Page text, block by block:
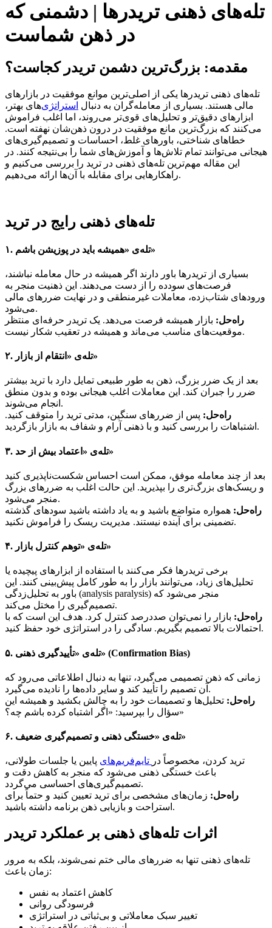
تله‌های ذهنی تریدرها | دشمنی که
در ذهن شماست
مقدمه: بزرگ‌ترین دشمن تریدر کجاست؟
تله‌های ذهنی تریدرها یکی از اصلی‌ترین موانع موفقیت در بازارهای
مالی هستند. بسیاری از معامله‌گران به دنبال استراتژی‌های بهتر،
ابزارهای دقیق‌تر و تحلیل‌های قوی‌تر می‌روند، اما اغلب فراموش
می‌کنند که بزرگ‌ترین مانع موفقیت در درون ذهن‌شان نهفته است.
خطاهای شناختی، باورهای غلط، احساسات و تصمیم‌گیری‌های
هیجانی می‌توانند تمام تلاش‌ها و آموزش‌های شما را بی‌نتیجه کنند. در
این مقاله مهم‌ترین تله‌های ذهنی در ترید را بررسی می‌کنیم و
راهکارهایی برای مقابله با آن‌ها ارائه می‌دهیم.
تله‌های ذهنی رایج در ترید
۱. تله‌ی «همیشه باید در پوزیشن باشم»
بسیاری از تریدرها باور دارند اگر همیشه در حال معامله نباشند،
فرصت‌های سودده را از دست می‌دهند. این ذهنیت منجر به
ورودهای شتاب‌زده، معاملات غیرمنطقی و در نهایت ضررهای مالی
می‌شود.
راه‌حل: بازار همیشه فرصت می‌دهد. یک تریدر حرفه‌ای منتظر
موقعیت‌های مناسب می‌ماند و همیشه در تعقیب شکار نیست.
۲. تله‌ی «انتقام از بازار»
بعد از یک ضرر بزرگ، ذهن به طور طبیعی تمایل دارد با ترید بیشتر
ضرر را جبران کند. این معاملات اغلب هیجانی بوده و بدون منطق
انجام می‌شوند.
راه‌حل: پس از ضررهای سنگین، مدتی ترید را متوقف کنید.
اشتباهات را بررسی کنید و با ذهنی آرام و شفاف به بازار بازگردید.
۳. تله‌ی «اعتماد بیش از حد»
بعد از چند معامله موفق، ممکن است احساس شکست‌ناپذیری کنید
و ریسک‌های بزرگ‌تری را بپذیرید. این حالت اغلب به ضررهای بزرگ
منجر می‌شود.
راه‌حل: همواره متواضع باشید و به یاد داشته باشید سودهای گذشته
تضمینی برای آینده نیستند. مدیریت ریسک را فراموش نکنید.
۴. تله‌ی «توهم کنترل بازار»
برخی تریدرها فکر می‌کنند با استفاده از ابزارهای پیچیده یا
تحلیل‌های زیاد، می‌توانند بازار را به طور کامل پیش‌بینی کنند. این
باور به تحلیل‌زدگی (analysis paralysis) منجر می‌شود که
تصمیم‌گیری را مختل می‌کند.
راه‌حل: بازار را نمی‌توان صددرصد کنترل کرد. هدف این است که با
احتمالات بالا تصمیم بگیریم. سادگی را در استراتژی خود حفظ کنید.
۵. تله‌ی «تأییدگیری ذهنی» (Confirmation Bias)
زمانی که ذهن تصمیمی می‌گیرد، تنها به دنبال اطلاعاتی می‌رود که
آن تصمیم را تأیید کند و سایر داده‌ها را نادیده می‌گیرد.
راه‌حل: تحلیل‌ها و تصمیمات خود را به چالش بکشید و همیشه این
سؤال را بپرسید: «اگر اشتباه کرده باشم چه؟»
۶. تله‌ی «خستگی ذهنی و تصمیم‌گیری ضعیف»
ترید کردن، مخصوصاً در تایم‌فریم‌های پایین یا جلسات طولانی،
باعث خستگی ذهنی می‌شود که منجر به کاهش دقت و
تصمیم‌گیری‌های احساسی می‌گردد.
راه‌حل: زمان‌های مشخصی برای ترید تعیین کنید و حتماً برای
استراحت و بازیابی ذهن برنامه داشته باشید.
اثرات تله‌های ذهنی بر عملکرد تریدر
تله‌های ذهنی تنها به ضررهای مالی ختم نمی‌شوند، بلکه به مرور
زمان باعث:
کاهش اعتماد به نفس
فرسودگی روانی
تغییر سبک معاملاتی و بی‌ثباتی در استراتژی